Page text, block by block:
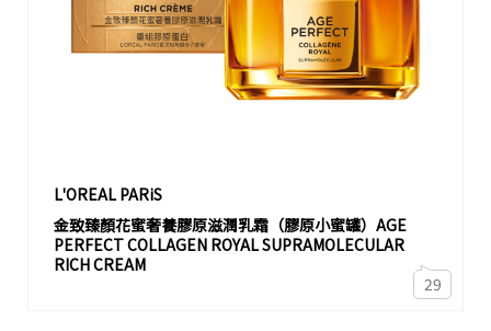
L'OREAL PARiS
金致臻顏花蜜奢養膠原滋潤乳霜（膠原小蜜罐）AGE
PERFECT COLLAGEN ROYAL SUPRAMOLECULAR
RICH CREAM
29